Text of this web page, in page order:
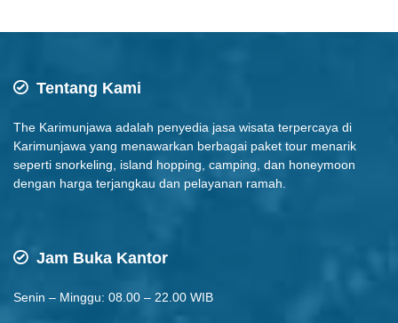
Tentang Kami
The Karimunjawa adalah penyedia jasa wisata terpercaya di
Karimunjawa yang menawarkan berbagai paket tour menarik
seperti snorkeling, island hopping, camping, dan honeymoon
dengan harga terjangkau dan pelayanan ramah.
Jam Buka Kantor
Senin – Minggu: 08.00 – 22.00 WIB